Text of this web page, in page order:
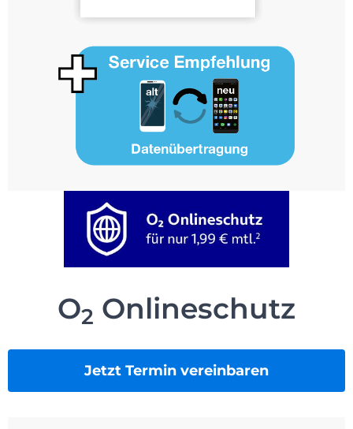
O2 Onlineschutz
Jetzt Termin vereinbaren